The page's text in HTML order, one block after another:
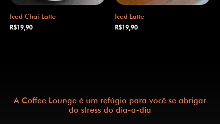
Iced Chai Latte
R$19,90
Iced Latte
R$19,90
A Coffee Lounge é um refúgio para você se abrigar
do stress do dia-a-dia